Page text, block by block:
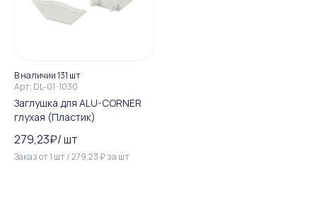
В наличии 131 шт
Арт. DL-01-1030
Заглушка для ALU-CORNER
глухая (Пластик)
279,23₽/шт
Заказ от1 шт/279,23 ₽за шт